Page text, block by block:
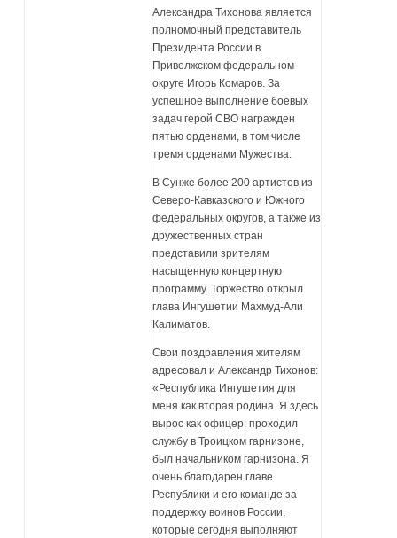
Александра Тихонова является
полномочный представитель
Президента России в
Приволжском федеральном
округе Игорь Комаров. За
успешное выполнение боевых
задач герой СВО награжден
пятью орденами, в том числе
тремя орденами Мужества.
В Сунже более 200 артистов из
Северо-Кавказского и Южного
федеральных округов, а также из
дружественных стран
представили зрителям
насыщенную концертную
программу. Торжество открыл
глава Ингушетии Махмуд-Али
Калиматов.
Свои поздравления жителям
адресовал и Александр Тихонов:
«Республика Ингушетия для
меня как вторая родина. Я здесь
вырос как офицер: проходил
службу в Троицком гарнизоне,
был начальником гарнизона. Я
очень благодарен главе
Республики и его команде за
поддержку воинов России,
которые сегодня выполняют